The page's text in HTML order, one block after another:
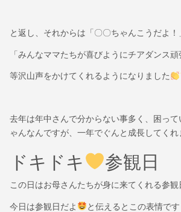
と返し、それからは「〇〇ちゃんこうだよ！
「みんなママたちが喜びようにチアダンス頑
等沢山声をかけてくれるようになりました
去年は年中さんで分からない事多く、困っ
ゃんなんですが、一年でぐんと成長してくれ
ドキドキ 参観日
この日はお母さんたちが身に来てくれる参観
今日は参観日だよ と伝えるとこの表情です